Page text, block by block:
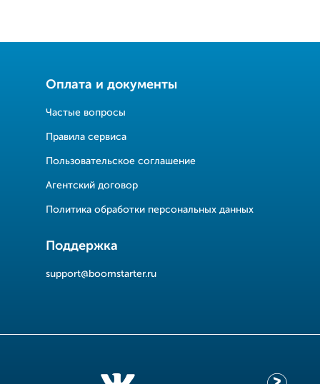
Оплата и документы
Частые вопросы
Правила сервиса
Пользовательское соглашение
Агентский договор
Политика обработки персональных данных
Поддержка
support@boomstarter.ru